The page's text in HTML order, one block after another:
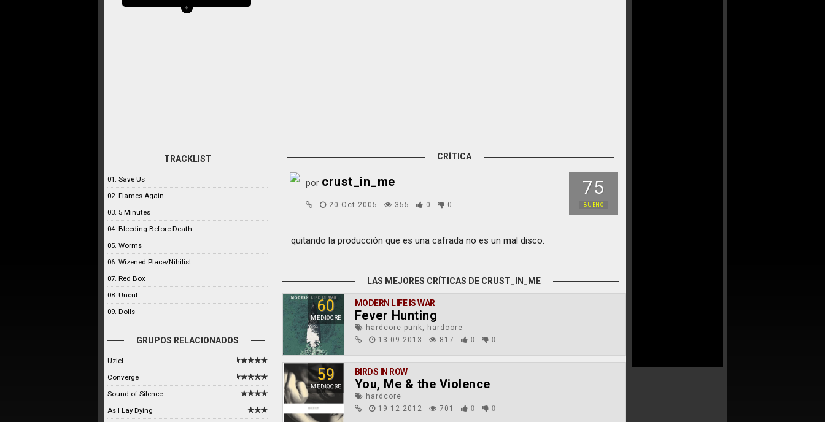
+
TRACKLIST
01. Save Us
02. Flames Again
03. 5 Minutes
04. Bleeding Before Death
05. Worms
06. Wizened Place/Nihilist
07. Red Box
08. Uncut
09. Dolls
GRUPOS RELACIONADOS
Uziel
Converge
Sound of Silence
As I Lay Dying
CRÍTICA
75
BUENO
por crust_in_me
20 Oct 2005 355 0 0
quitando la producción que es una cafrada no es un mal disco.
LAS MEJORES CRÍTICAS DE CRUST_IN_ME
60
MEDIOCRE
MODERN LIFE IS WAR
Fever Hunting
hardcore punk, hardcore
13-09-2013
817 0 0
59
MEDIOCRE
BIRDS IN ROW
You, Me & the Violence
hardcore
19-12-2012
701 0 0